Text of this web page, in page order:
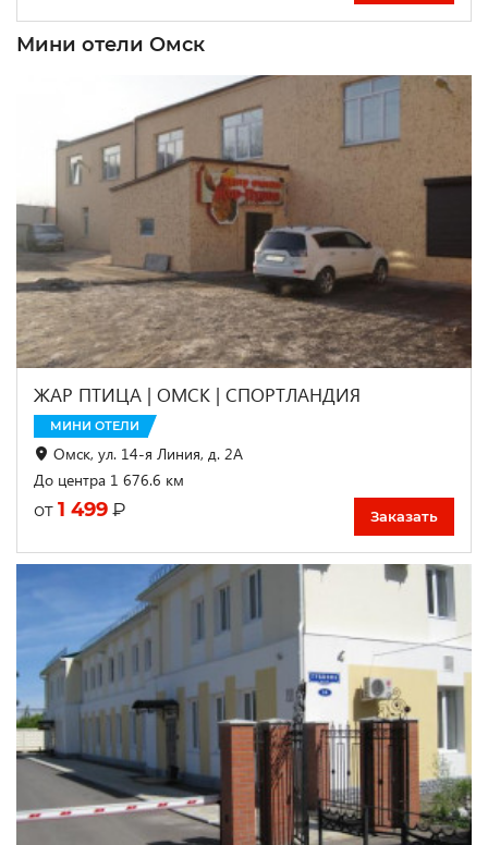
Мини отели Омск
ЖАР ПТИЦА | ОМСК | СПОРТЛАНДИЯ
МИНИ ОТЕЛИ
Омск, ул. 14-я Линия, д. 2А
До центра 1 676.6 км
от 1 499 ₽ Заказать